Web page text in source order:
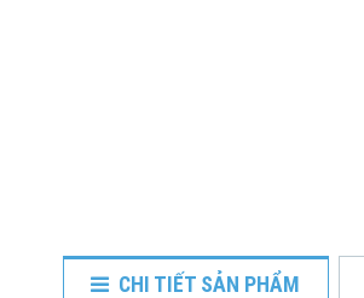
CHI TIẾT SẢN PHẨM